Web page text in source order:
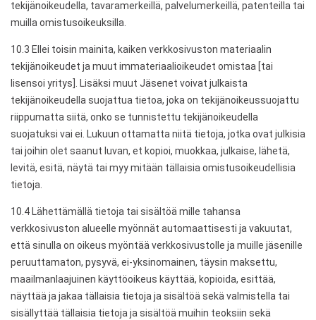
tekijänoikeudella, tavaramerkeillä, palvelumerkeillä, patenteilla tai
muilla omistusoikeuksilla.
10.3 Ellei toisin mainita, kaiken verkkosivuston materiaalin
tekijänoikeudet ja muut immateriaalioikeudet omistaa [tai
lisensoi yritys]. Lisäksi muut Jäsenet voivat julkaista
tekijänoikeudella suojattua tietoa, joka on tekijänoikeussuojattu
riippumatta siitä, onko se tunnistettu tekijänoikeudella
suojatuksi vai ei. Lukuun ottamatta niitä tietoja, jotka ovat julkisia
tai joihin olet saanut luvan, et kopioi, muokkaa, julkaise, lähetä,
levitä, esitä, näytä tai myy mitään tällaisia ​​omistusoikeudellisia
tietoja.
10.4 Lähettämällä tietoja tai sisältöä mille tahansa
verkkosivuston alueelle myönnät automaattisesti ja vakuutat,
että sinulla on oikeus myöntää verkkosivustolle ja muille jäsenille
peruuttamaton, pysyvä, ei-yksinomainen, täysin maksettu,
maailmanlaajuinen käyttöoikeus käyttää, kopioida, esittää,
näyttää ja jakaa tällaisia ​​tietoja ja sisältöä sekä valmistella tai
sisällyttää tällaisia ​​tietoja ja sisältöä muihin teoksiin sekä